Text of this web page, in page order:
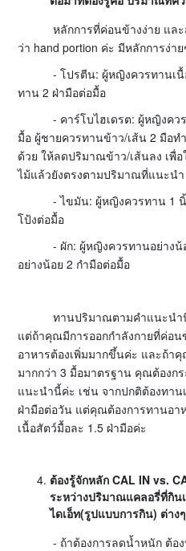
หลักการที่ค่อนข้างง่าย และสา
ว่า hand portion ค่ะ มีหลักการง่า
- โปรตีน: ผู้หญิงควรทานเนื้อ
ทาน 2 ฝ่ามือต่อมื้อ
- คาร์โบไฮเดรต: ผู้หญิงควร
มื้อ ผู้ชายควรทานข้าว/เส้น 2 มือ
ด้วย ให้ลดปริมาณข้าว/เส้นลง เพื่
ไม้แล้วยังตรงตามปริมาณที่แนะนำ
- ไขมัน: ผู้หญิงควรทาน 1 นิ้ว
โป้งต่อมื้อ
- ผัก: ผู้หญิงควรทานอย่างน้อ
อย่างน้อย 2 กำมือต่อมื้อ
ทานปริมาณตามคำแนะนำนี้
แต่ถ้าคุณมีการออกกำลังกายที่ค่อน
อาหารต้องเพิ่มมากขึ้นค่ะ และถ้า
มากกว่า 3 มื้อมาตรฐาน คุณต้องก
แนะนำนี้ค่ะ เช่น จากปกติต้องทา
ฝ่ามือต่อวัน แต่คุณต้องการทานอ
เนื้อสัตว์มื้อละ 1.5 ฝ่ามือค่ะ
ต้องรู้จักหลัก CAL IN vs.
ระหว่างปริมาณแคลอรี่ที่กิน
ไดเอ็ท(รูปแบบการกิน) ต่า
- ถ้าต้องการลดน้ำหนัก ต้องท